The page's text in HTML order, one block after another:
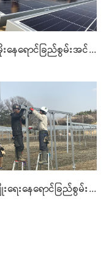
ခေါင်မိုးနေရောင်ခြည်စွမ်းအင်သုံး MOUNTING စနစ်
စိုက်ပျိုးရေးနေရောင်ခြည်စွမ်းအင်သုံး MOUNTING စနစ်